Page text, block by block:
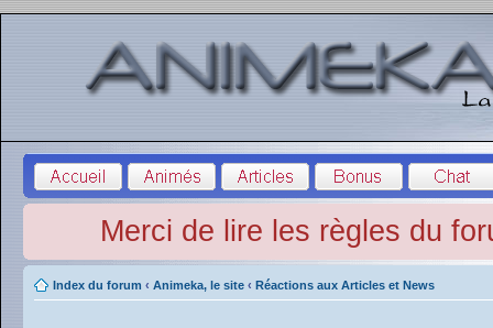
Merci de lire les règles du
Index du forum ‹ Animeka, le site ‹ Réactions aux Articles et News